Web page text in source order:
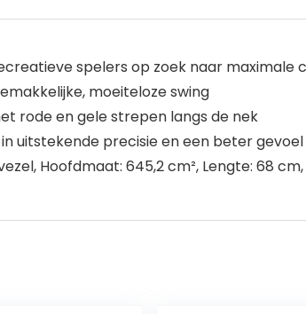
spelers op zoek naar maximale
moeiteloze swing
rode en gele strepen langs de nek
uitstekende precisie en een beter gevoel
Hoofdmaat: 645,2 cm², Lengte: 68 cm,